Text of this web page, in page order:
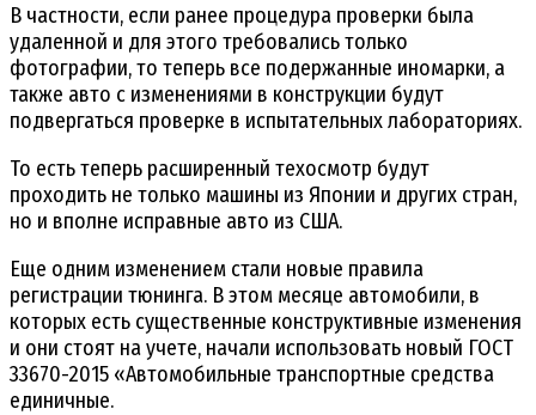
В частности, если ранее процедура проверки была
удаленной и для этого требовались только
фотографии, то теперь все подержанные иномарки, а
также авто с изменениями в конструкции будут
подвергаться проверке в испытательных лабораториях.
То есть теперь расширенный техосмотр будут
проходить не только машины из Японии и других стран,
но и вполне исправные авто из США.
Еще одним изменением стали новые правила
регистрации тюнинга. В этом месяце автомобили, в
которых есть существенные конструктивные изменения
и они стоят на учете, начали использовать новый ГОСТ
33670-2015 «Автомобильные транспортные средства
единичные.